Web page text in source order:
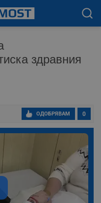
здравния
0
ОДОБРЯВАМ